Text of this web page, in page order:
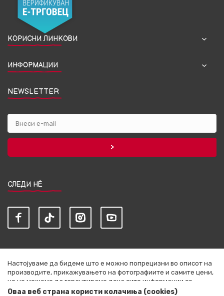
КОРИСНИ ЛИНКОВИ
ИНФОРМАЦИИ
NEWSLETTER
СЛЕДИ НЀ
Настојуваме да бидеме што е можно попрецизни во описот на
производите, прикажувањето на фотографиите и самите цени,
но не можеме да гарантираме дека сите информации се
комплетни и без грешки. Сите артикли прикажани на сајтот се
Оваа веб страна користи колачиња (cookies)